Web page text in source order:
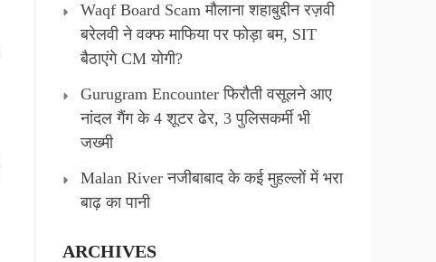
Waqf Board Scam मौलाना शहाबुद्दीन रज़वी
बरेलवी ने वक्फ माफिया पर फोड़ा बम, SIT
बैठाएंगे CM योगी?
Gurugram Encounter फिरौती वसूलने आए
नांदल गैंग के 4 शूटर ढेर, 3 पुलिसकर्मी भी
जख्मी
Malan River नजीबाबाद के कई मुहल्लों में भरा
बाढ़ का पानी
ARCHIVES